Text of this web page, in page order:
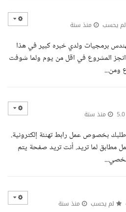
لم يحسب منذ سنة
برمجيات ولدي خبره كبير في هذا
المشروع في اقل من يوم ولما شوفت
ومن...
منذ سنة
بخصوص عمل رابط تهنئة إلكترونية.
مطابق لما تريد. أنت تريد صفحة يتم
لم يحسب منذ سنة